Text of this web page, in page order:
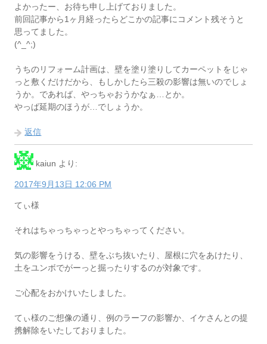
よかったー、お待ち申し上げておりました。
前回記事から1ヶ月経ったらどこかの記事にコメント残そうと
思ってました。
(^_^;)
うちのリフォーム計画は、壁を塗り塗りしてカーペットをじゃ
っと敷くだけだから、もしかしたら三殺の影響は無いのでしょ
うか。であれば、やっちゃおうかなぁ…とか。
やっぱ延期のほうが…でしょうか。
返信
kaiun より:
2017年9月13日 12:06 PM
てぃ様
それはちゃっちゃっとやっちゃってください。
気の影響をうける、壁をぶち抜いたり、屋根に穴をあけたり、
土をユンボでがーっと掘ったりするのが対象です。
ご心配をおかけいたしました。
てぃ様のご想像の通り、例のラーフの影響か、イケさんとの提
携解除をいたしておりました。